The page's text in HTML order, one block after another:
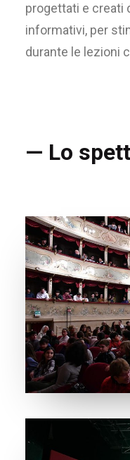
progettati e creati
informativi, per
durante le lezioni
— Lo